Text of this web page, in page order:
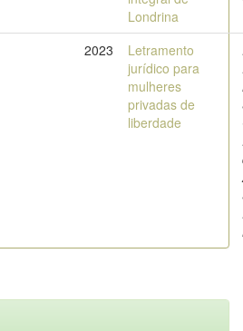
Londrina
2023
Letramento
jurídico para
mulheres
privadas de
liberdade